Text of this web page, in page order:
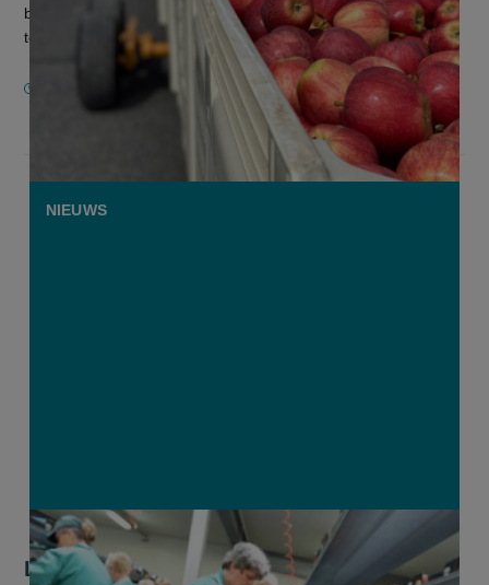
bedrijven zijn gestopt of hebben hun activiteiten sterk
teruggeschroefd”,...
Laagste Europese appelvoorraad sinds
NIEUWS